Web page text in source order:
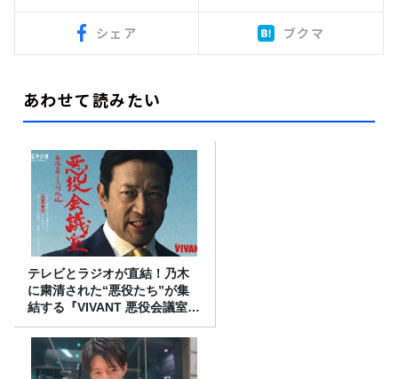
シェア ブクマ
あわせて読みたい
テレビとラジオが直結！乃木
に粛清された“悪役たち”が集
結する『VIVANT 悪役会議室』
7/26(日)23時スタート！